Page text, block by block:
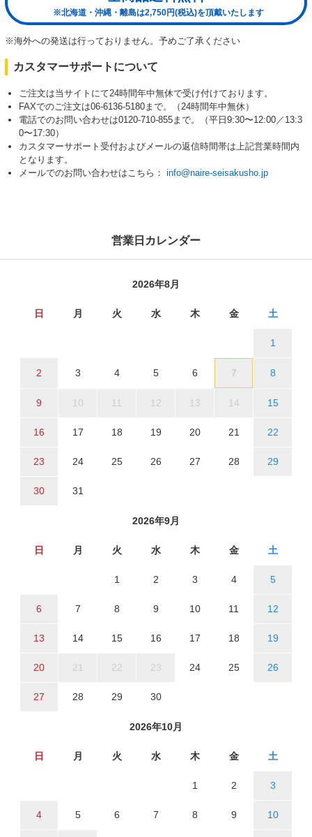
※北海道・沖縄・離島は2,750円(税込)を頂戴いたします
※海外への発送は行っておりません。予めご了承ください
カスタマーサポートについて
ご注文は当サイトにて24時間年中無休で受け付けております。
FAXでのご注文は06-6136-5180まで。（24時間年中無休）
電話でのお問い合わせは0120-710-855まで。（平日9:30〜12:00／13:3
0〜17:30）
カスタマーサポート受付およびメールの返信時間帯は上記営業時間内
となります。
メールでのお問い合わせはこちら： info@naire-seisakusho.jp
営業日カレンダー
2026年8月
日 月 火 水 木 金 土
1
2 3 4 5 6 7 8
9 10 11 12 13 14 15
16 17 18 19 20 21 22
23 24 25 26 27 28 29
30 31
2026年9月
日 月 火 水 木 金 土
1 2 3 4 5
6 7 8 9 10 11 12
13 14 15 16 17 18 19
20 21 22 23 24 25 26
27 28 29 30
2026年10月
日 月 火 水 木 金 土
1 2 3
4 5 6 7 8 9 10